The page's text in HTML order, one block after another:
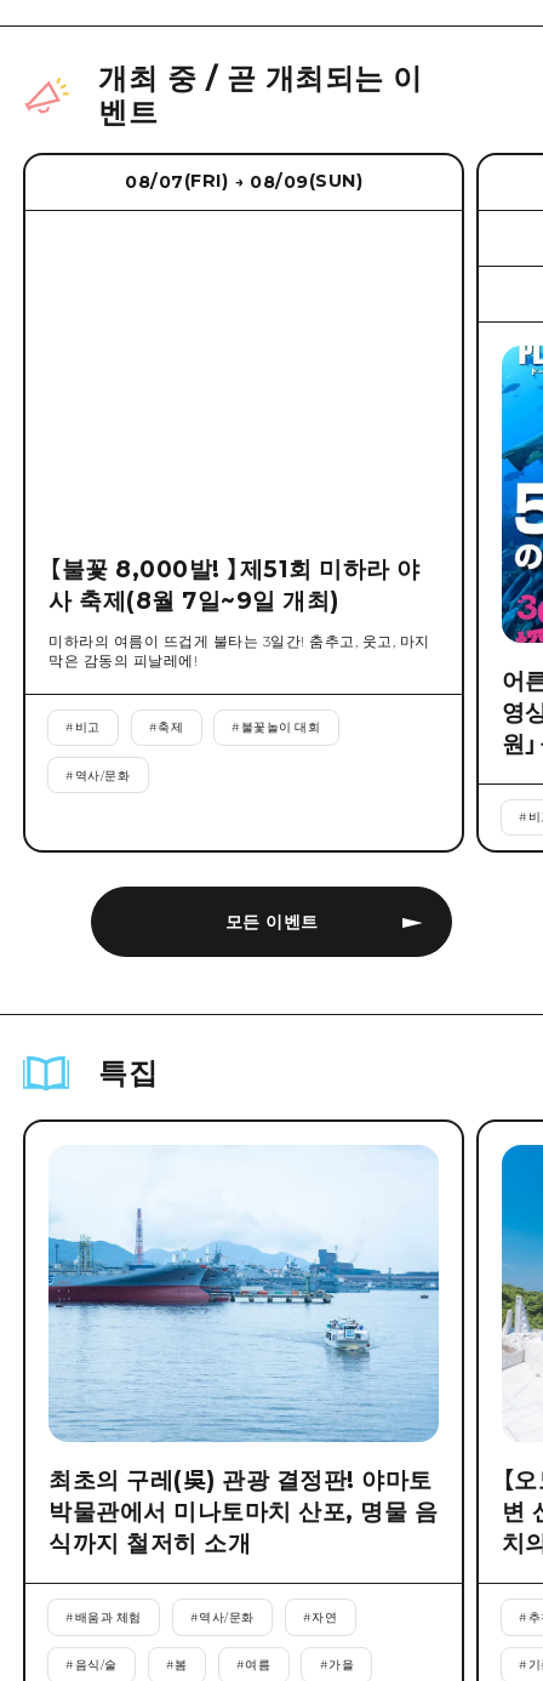
개최 중 / 곧 개최되는 이
벤트
모든 이벤트
08/07(FRI) → 08/09(SUN)
【불꽃 8,000발! 】제51회 미하라 야
사 축제(8월 7일~9일 개최)
미하라의 여름이 뜨겁게 불타는 3일간! 춤추고, 웃고, 마지
막은 감동의 피날레에!
# 비고 #축제 # 불꽃놀이 대회
# 역사/문화
어
영
원
#
특집
최초의 구레(吳) 관광 결정판! 야마토
박물관에서 미나토마치 산포, 명물 음
식까지 철저히 소개
#배움과 체험 #역사/문화 #자연
#음식/술 #봄 #여름 #가을
【
변
치
#
#